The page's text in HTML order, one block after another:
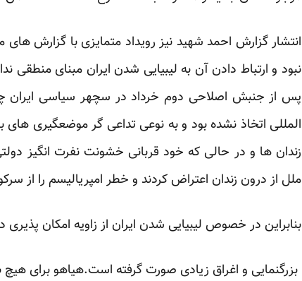
انتشار گزارش احمد شهید نیز رویداد متمایزی با
نبود و ارتباط دادن آن به لیبیایی شدن ایران مبنای منطقی
پس از جنبش اصلاحی دوم خرداد در سچهر سیاسی
المللی اتخاذ نشده بود و به نوعی تداعی گر موضعگیری
زندان ها و در حالی که خود قربانی خشونت نفرت انگیز
ملل از درون زندان اعتراض کردند و خطر امپریالیسم را از
بنابراین در خصوص لیبیایی شدن ایران از زاویه امکان پذیری
بزرگنمایی و اغراق زیادی صورت گرفته است.هیاهو برای